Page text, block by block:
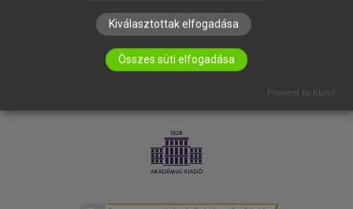
Kiválasztottak elfogadása
Összes süti elfogadása
Powered by Klaro!